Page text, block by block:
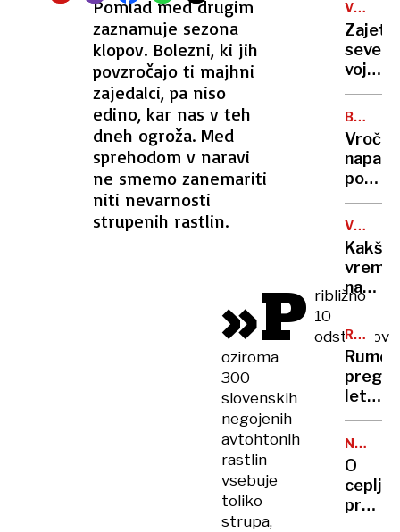
Pomlad med drugim
zaznamuje sezona
klopov. Bolezni, ki jih
povzročajo ti majhni
zajedalci, pa niso
edino, kar nas v teh
dneh ogroža. Med
sprehodom v naravi
ne smemo zanemariti
niti nevarnosti
strupenih rastlin.
»P ribližno
10
odstotkov
oziroma
300
slovenskih
negojenih
avtohtonih
rastlin
vsebuje
toliko
strupa,
Rimca
VOJNA
V
Zajet
vojak
naj
bi
umrl
napadli
streljal
z
pištolo
Kakšno
vreme
nas
čaka
za
RUMENE
NOVICE
leta:
Nataša
Pirc
Musar
je
pela,
Robert
O
proti